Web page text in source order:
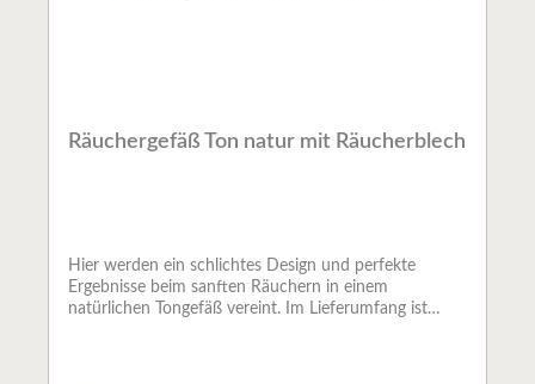
Räuchergefäß Ton natur mit Räucherblech
Hier werden ein schlichtes Design und perfekte
Ergebnisse beim sanften Räuchern in einem
natürlichen Tongefäß vereint. Im Lieferumfang ist